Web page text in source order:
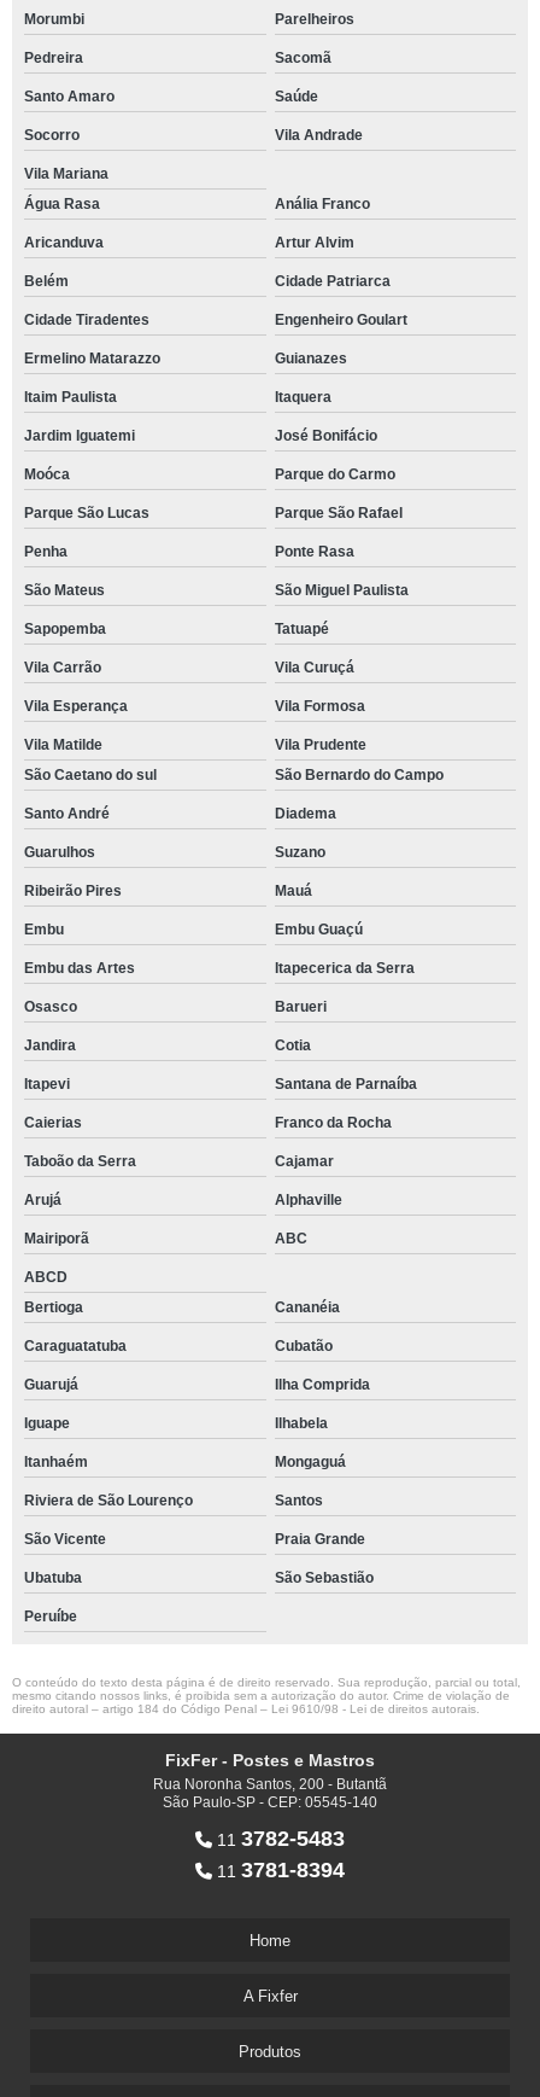
Morumbi Parelheiros
Pedreira Sacomã
Santo Amaro Saúde
Socorro Vila Andrade
Vila Mariana
Água Rasa
Anália Franco
Aricanduva Artur Alvim
Belém Cidade Patriarca
Cidade Tiradentes Engenheiro Goulart
Ermelino Matarazzo Guianazes
Itaim Paulista Itaquera
Jardim Iguatemi José Bonifácio
Moóca Parque do Carmo
Parque São Lucas Parque São Rafael
Penha Ponte Rasa
São Mateus São Miguel Paulista
Sapopemba Tatuapé
Vila Carrão Vila Curuçá
Vila Esperança Vila Formosa
Vila Matilde
Vila Prudente
São Caetano do sul
São Bernardo do Campo
Santo André Diadema
Guarulhos Suzano
Ribeirão Pires Mauá
Embu Embu Guaçú
Embu das Artes Itapecerica da Serra
Osasco Barueri
Jandira Cotia
Itapevi Santana de Parnaíba
Caierias Franco da Rocha
Taboão da Serra Cajamar
Arujá Alphaville
Mairiporã ABC
ABCD
Bertioga
Cananéia
Caraguatatuba Cubatão
Guarujá Ilha Comprida
Iguape Ilhabela
Itanhaém Mongaguá
Riviera de São Lourenço Santos
São Vicente Praia Grande
Ubatuba São Sebastião
Peruíbe
O conteúdo do texto desta página é de direito reservado. Sua reprodução, parcial ou total,
mesmo citando nossos links, é proibida sem a autorização do autor. Crime de violação de
direito autoral – artigo 184 do Código Penal – Lei 9610/98 - Lei de direitos autorais
FixFer - Postes e Mastros
Rua Noronha Santos, 200 - Butantã
São Paulo-SP - CEP: 05545-140
11 3782-5483
11 3781-8394
Home
A Fixfer
Produtos